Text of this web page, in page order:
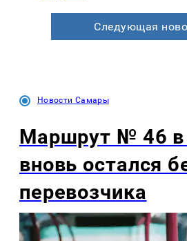
Следующая
Новости Самары
Маршрут № 46 в
вновь остался
перевозчика